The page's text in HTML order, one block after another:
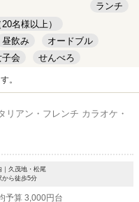
ランチ
名様以上）
昼飲み
オードブル
子会
せんべろ
。
アン・フレンチ カラオケ・
｜久茂地・松尾
から徒歩5分
予算 3,000円台